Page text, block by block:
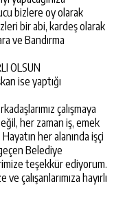
bizlere oy olarak
bir abi, kardeş olarak
ve Bandırma
OLSUN
ise yaptığı
çalışmaya
her zaman iş, emek
her alanında işçi
Belediye
teşekkür ediyorum.
çalışanlarımıza hayırlı